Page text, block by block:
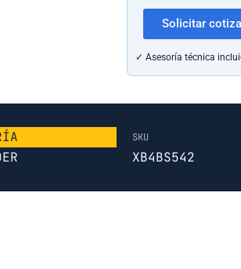
Solicitar
✓ Asesoría técnica
SKU
XB4BS542